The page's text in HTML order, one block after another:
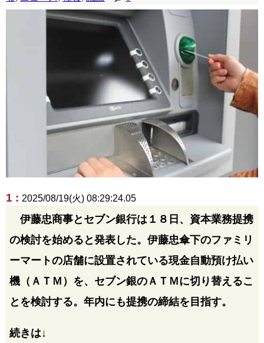
1 : 2025/08/19(火) 08:29:24.05
伊藤忠商事とセブン銀行は１８日、資本業務提携
の検討を始めると発表した。伊藤忠傘下のファミリ
ーマートの店舗に設置されている現金自動預け払い
機（ＡＴＭ）を、セブン銀のＡＴＭに切り替えるこ
とを検討する。年内にも提携の締結を目指す。
続きは↓